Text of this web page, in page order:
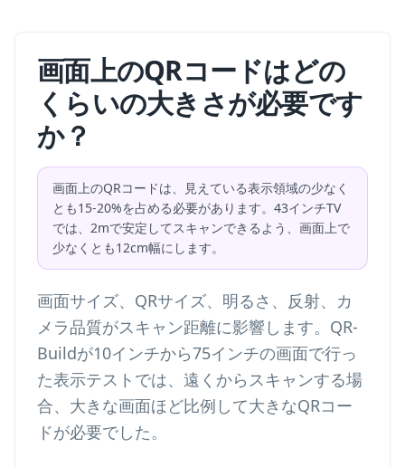
画面上のQRコードはどの
くらいの大きさが必要です
か？
画面上のQRコードは、見えている表示領域の少なく
とも15-20%を占める必要があります。43インチTV
では、2mで安定してスキャンできるよう、画面上で
少なくとも12cm幅にします。
画面サイズ、QRサイズ、明るさ、反射、カ
メラ品質がスキャン距離に影響します。QR-
Buildが10インチから75インチの画面で行っ
た表示テストでは、遠くからスキャンする場
合、大きな画面ほど比例して大きなQRコー
ドが必要でした。